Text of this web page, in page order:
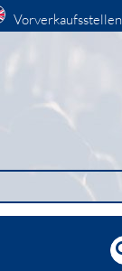
Vorverkaufsstellen